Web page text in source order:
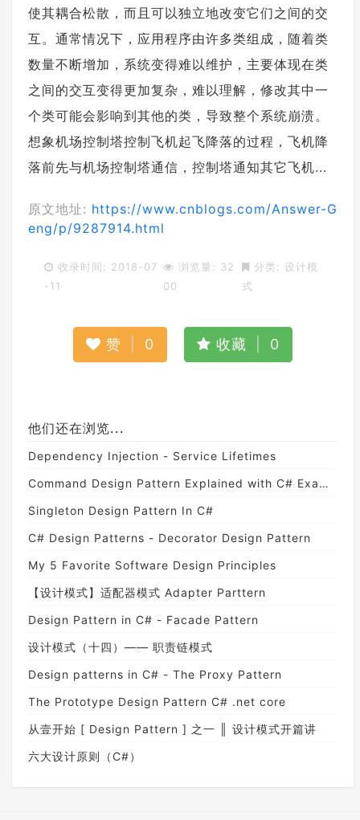
使其耦合松散，而且可以独立地改变它们之间的交
互。通常情况下，应用程序由许多类组成，随着类
数量不断增加，系统变得难以维护，主要体现在类
之间的交互变得更加复杂，难以理解，修改其中一
个类可能会影响到其他的类，导致整个系统崩溃。
想象机场控制塔控制飞机起飞降落的过程，飞机降
落前先与机场控制塔通信，控制塔通知其它飞机...
原文地址: https://www.cnblogs.com/Answer-G
eng/p/9287914.html
收录时间: 2018-07
-11
浏览量: 32
00
分类:
设计模
式
赞 0 收藏 0
他们还在浏览...
Dependency Injection - Service Lifetimes
Command Design Pattern Explained with C# Examples
Singleton Design Pattern In C#
C# Design Patterns - Decorator Design Pattern
My 5 Favorite Software Design Principles
【设计模式】适配器模式 Adapter Parttern
Design Pattern in C# - Facade Pattern
设计模式（十四）—— 职责链模式
Design patterns in C# - The Proxy Pattern
The Prototype Design Pattern C# .net core
从壹开始 [ Design Pattern ] 之一 ║ 设计模式开篇讲
六大设计原则（C#）